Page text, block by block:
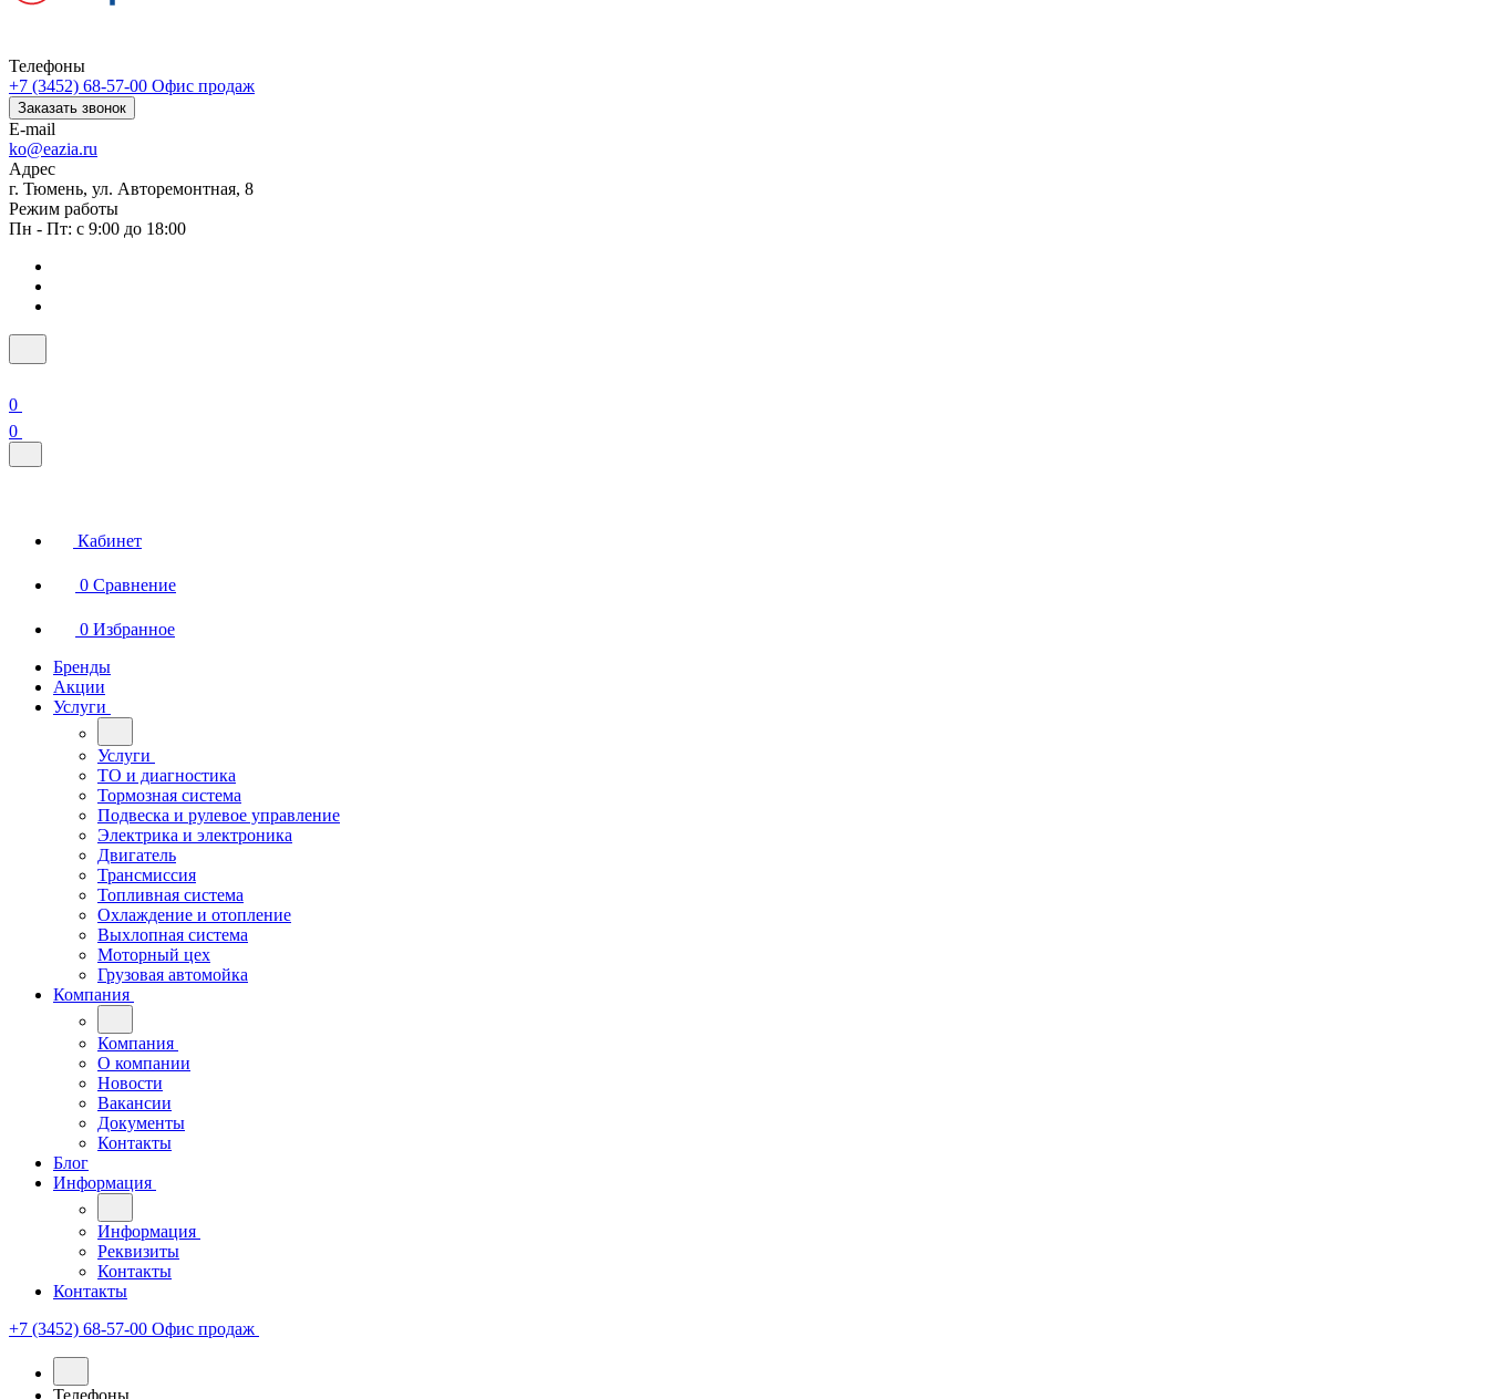
Телефоны
+7 (3452) 68-57-00 Офис продаж
Заказать звонок
E-mail
ko@eazia.ru
Адрес
г. Тюмень, ул. Авторемонтная, 8
Режим работы
Пн - Пт: с 9:00 до 18:00
0
0
Кабинет
0 Сравнение
0 Избранное
Бренды
Акции
Услуги
Услуги
ТО и диагностика
Тормозная система
Подвеска и рулевое управление
Электрика и электроника
Двигатель
Трансмиссия
Топливная система
Охлаждение и отопление
Выхлопная система
Моторный цех
Грузовая автомойка
Компания
Компания
О компании
Новости
Вакансии
Документы
Контакты
Блог
Информация
Информация
Реквизиты
Контакты
Контакты
+7 (3452) 68-57-00 Офис продаж
Телефоны